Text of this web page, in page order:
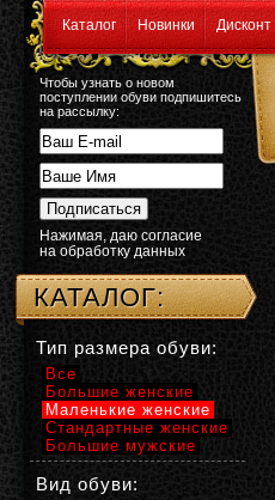
Каталог Новинки Дисконт
Чтобы узнать о новом
поступлении обуви подпишитесь
на рассылку:
Нажимая, даю согласие
на обработку данных
КАТАЛОГ:
Тип размера обуви:
Все
Большие женские
Маленькие женские
Стандартные женские
Большие мужские
Вид обуви: